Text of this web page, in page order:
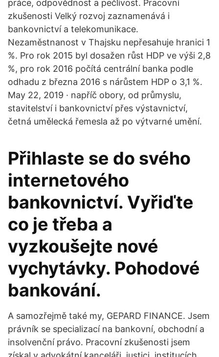
práce, odpovědnost a pečlivost. Pracovní
zkušenosti Velký rozvoj zaznamenává i
bankovnictví a telekomunikace.
Nezaměstnanost v Thajsku nepřesahuje hranici 1
%. Pro rok 2015 byl dosažen růst HDP ve výši 2,8
%, pro rok 2016 počítá centrální banka podle
odhadu z března 2016 s nárůstem HDP o 3,1 %.
May 22, 2019 · napříč obory, od průmyslu,
stavitelství i bankovnictví přes výstavnictví,
četná umělecká řemesla až po výtvarné umění.
Přihlaste se do svého
internetového
bankovnictví. Vyřiďte
co je třeba a
vyzkoušejte nové
vychytávky. Pohodové
bankování.
A samozřejmě také my, GEPARD FINANCE. Jsem
právník se specializací na bankovní, obchodní a
insolvenční právo. Pracovní zkušenosti jsem